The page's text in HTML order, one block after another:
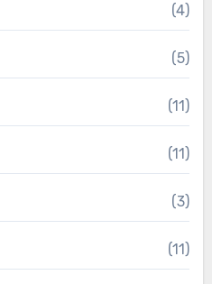
(4)
(5)
(11)
(11)
(3)
(11)